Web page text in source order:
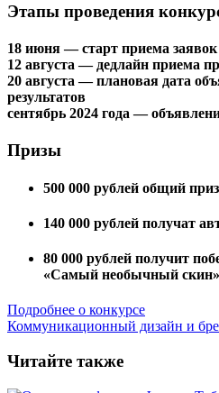
Этапы проведения
18 июня— старт приема заявок
12 августа — дедлайн приема
20 августа — плановая дата
результатов
сентябрь 2024 года —
Призы
500 000 рублей общий
140 000 рублей получат
80 000 рублей получит
«Самый необычный скин»
Подробнее о конкурсе
Коммуникационный дизайн и
Читайте также